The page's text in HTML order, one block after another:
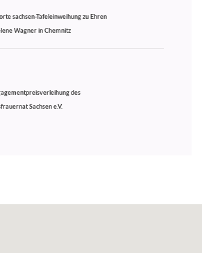
sachsen-Tafeleinweihung zu Ehren
Wagner in Chemnitz
des
Sachsen e.V.